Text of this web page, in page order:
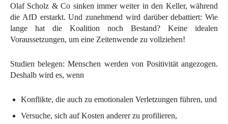
Olaf Scholz & Co sinken immer weiter in den Keller, während
die AfD erstarkt. Und zunehmend wird darüber debattiert: Wie
lange hat die Koalition noch Bestand? Keine idealen
Voraussetzungen, um eine Zeitenwende zu vollziehen!
Studien belegen: Menschen werden von Positivität angezogen.
Deshalb wird es, wenn
Konflikte, die auch zu emotionalen Verletzungen führen, und
Versuche, sich auf Kosten anderer zu profilieren,